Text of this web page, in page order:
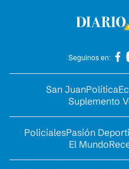
Seguinos en:
San JuanPolítica
Suplemento
PolicialesPasión
El Mundo